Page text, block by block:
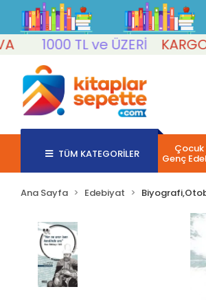
1000 TL ve ÜZERİ
KARGO
TÜM KATEGORİLER Çocuk
Genç
Ana Sayfa Edebiyat